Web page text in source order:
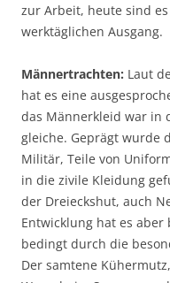
zur Arbeit, heute sind
werktäglichen Ausgang.
Männertrachten: Laut
hat es eine
das Männerkleid war in
gleiche. Geprägt wurde
Militär, Teile von
in die zivile Kleidung
der Dreieckshut, auch
Entwicklung hat es aber
bedingt durch die
Der samtene